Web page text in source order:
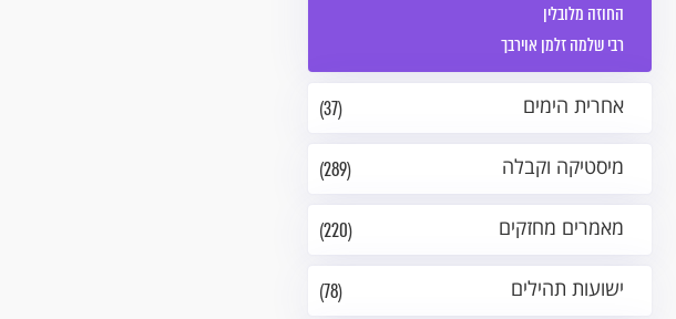
החוזה מלובלין
רבי שלמה זלמן אוירבך
(37) אחרית הימים
(289) מיסטיקה וקבלה
(220) מאמרים מחזקים
(78) ישועות תהילים